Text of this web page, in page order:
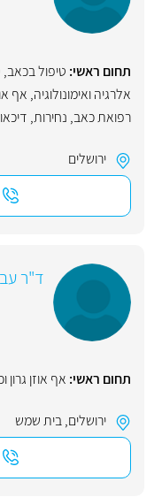
תחום ראשי: טיפול בכאב,
אלרגיה ואימונולוגיה, אף
רפואת כאב, נחירות,
ירושלים
ד"ר
תחום ראשי: אף אוזן גרון
ירושלים,בית שמש